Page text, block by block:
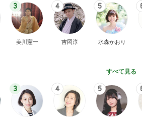
3
美川憲一
4
吉岡淳
5
水森かおり
すべて見る
3 4 5